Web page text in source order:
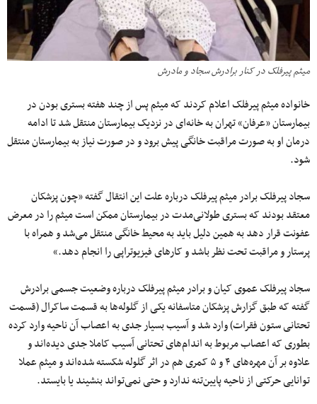
میثم پیرفلک در کنار برادرش سجاد و مادرش
خانواده میثم پیرفلک اعلام کردند که میثم پس از چند هفته بستری بودن در
بیمارستان «عرفان» تهران به خانه‌ای در نزدیک بیمارستان منتقل شد تا ادامه
درمان او به صورت مراقبت خانگی پیش برود و در صورت نیاز به بیمارستان منتقل
شود.
سجاد پیرفلک برادر میثم پیرفلک درباره علت این انتقال گفته «چون پزشکان
معتقد بودند که بستری طولانی‌مدت در بیمارستان ممکن است میثم را در معرض
عفونت قرار دهد به همین دلیل باید به محیط خانگی منتقل می‌شد و همراه با
پرستار و مراقبت تحت نظر باشد و کارهای فیزیوتراپی‌ را انجام دهد.»
سجاد پیرفلک عموی کیان و برادر میثم پیرفلک درباره وضعیت جسمی برادرش
گفته که طبق گزارش پزشکان متاسفانه یکی از گلوله‌ها به قسمت ساکرال (قسمت
تحتانی ستون فقرات) وارد شد و آسیب بسیار جدی به اعصاب آن ناحیه وارد کرده
بطوری‌ که اعصاب مربوط به اندام‌های تحتانی آسیب کاملا جدی دیده‌اند و
علاوه بر آن مهره‌های ۴ و ۵ کمری هم در اثر گلوله شکسته شده‌اند و میثم عملا
توانایی حرکتی از ناحیه پایین‌تنه ندارد و حتی نمی‌تواند بنشیند یا بایستد.